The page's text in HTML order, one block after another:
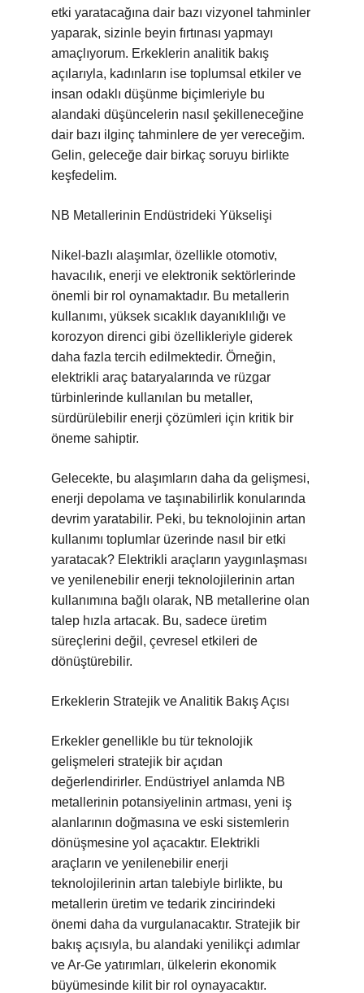
etki yaratacağına dair bazı vizyonel tahminler
yaparak, sizinle beyin fırtınası yapmayı
amaçlıyorum. Erkeklerin analitik bakış
açılarıyla, kadınların ise toplumsal etkiler ve
insan odaklı düşünme biçimleriyle bu
alandaki düşüncelerin nasıl şekilleneceğine
dair bazı ilginç tahminlere de yer vereceğim.
Gelin, geleceğe dair birkaç soruyu birlikte
keşfedelim.
NB Metallerinin Endüstrideki Yükselişi
Nikel-bazlı alaşımlar, özellikle otomotiv,
havacılık, enerji ve elektronik sektörlerinde
önemli bir rol oynamaktadır. Bu metallerin
kullanımı, yüksek sıcaklık dayanıklılığı ve
korozyon direnci gibi özellikleriyle giderek
daha fazla tercih edilmektedir. Örneğin,
elektrikli araç bataryalarında ve rüzgar
türbinlerinde kullanılan bu metaller,
sürdürülebilir enerji çözümleri için kritik bir
öneme sahiptir.
Gelecekte, bu alaşımların daha da gelişmesi,
enerji depolama ve taşınabilirlik konularında
devrim yaratabilir. Peki, bu teknolojinin artan
kullanımı toplumlar üzerinde nasıl bir etki
yaratacak? Elektrikli araçların yaygınlaşması
ve yenilenebilir enerji teknolojilerinin artan
kullanımına bağlı olarak, NB metallerine olan
talep hızla artacak. Bu, sadece üretim
süreçlerini değil, çevresel etkileri de
dönüştürebilir.
Erkeklerin Stratejik ve Analitik Bakış Açısı
Erkekler genellikle bu tür teknolojik
gelişmeleri stratejik bir açıdan
değerlendirirler. Endüstriyel anlamda NB
metallerinin potansiyelinin artması, yeni iş
alanlarının doğmasına ve eski sistemlerin
dönüşmesine yol açacaktır. Elektrikli
araçların ve yenilenebilir enerji
teknolojilerinin artan talebiyle birlikte, bu
metallerin üretim ve tedarik zincirindeki
önemi daha da vurgulanacaktır. Stratejik bir
bakış açısıyla, bu alandaki yenilikçi adımlar
ve Ar-Ge yatırımları, ülkelerin ekonomik
büyümesinde kilit bir rol oynayacaktır.